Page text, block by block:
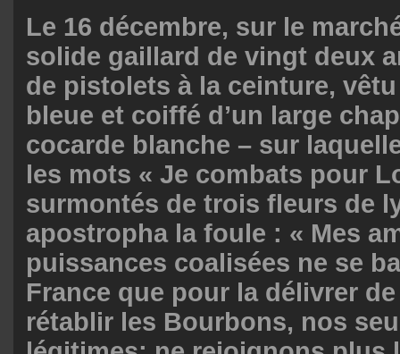
Le 16 décembre, sur le
solide gaillard de vingt deux
de pistolets à la ceinture,
bleue et coiffé d’un large
cocarde blanche – sur
les mots « Je combats pour
surmontés de trois fleurs de
apostropha la foule : « Mes
puissances coalisées ne se
France que pour la délivrer
rétablir les Bourbons, nos